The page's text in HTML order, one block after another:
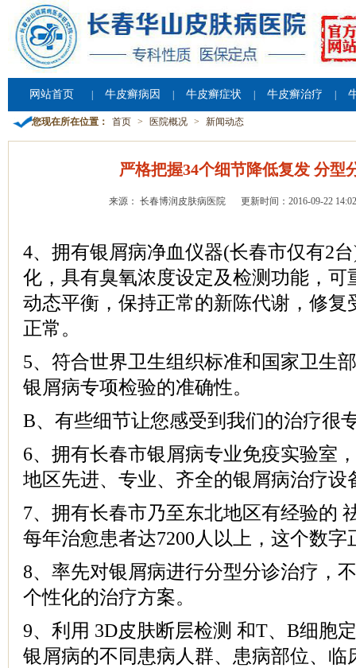
网站首页 牛皮癣病因 牛皮癣症状 牛皮癣治疗
您现在所在位置： 首页 > 医院概况 > 新闻动态
严格把握34个细节降低复发 分型
来源： 长春博润皮肤病医院 更新时间：2016-09-22
4、拥有银屑病净血仪器(长春市仅有2
化，具有臭氧浓度设定及检测功能，可
动态平衡，保持正常的新陈代谢，修复
正常。
5、符合世界卫生组织标准和国家卫生
银屑病专项检验的准确性。
B、有些细节让您感受到我们的治疗很
6、拥有长春市银屑病专业免疫实验室
地区先进、专业、齐全的银屑病治疗设
7、拥有长春市乃至东北地区有经验的
每年治愈患者达7200人以上，这个数字
8、率先对银屑病进行分型分诊治疗，
个性化的治疗方案。
9、利用 3D皮肤断层检测 和T、B细胞
银屑病的不同患病人群、患病部位、临